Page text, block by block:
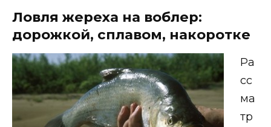
Ловля жереха на воблер:
дорожкой, сплавом, накоротке
Ра
сс
ма
тр